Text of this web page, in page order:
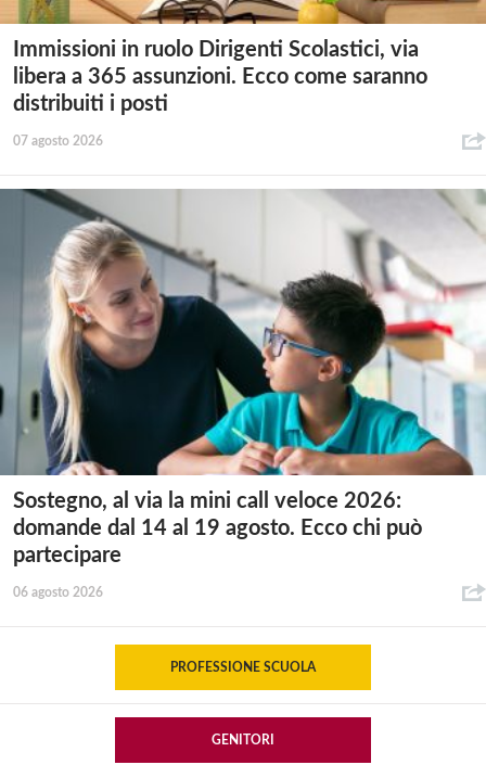
Immissioni in ruolo Dirigenti Scolastici, via
libera a 365 assunzioni. Ecco come saranno
distribuiti i posti
07 agosto 2026
Sostegno, al via la mini call veloce 2026:
domande dal 14 al 19 agosto. Ecco chi può
partecipare
06 agosto 2026
PROFESSIONE SCUOLA
GENITORI